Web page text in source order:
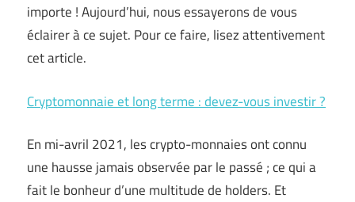
importe ! Aujourd’hui, nous essayerons de vous
éclairer à ce sujet. Pour ce faire, lisez attentivement
cet article.
Cryptomonnaie et long terme : devez-vous investir ?
En mi-avril 2021, les crypto-monnaies ont connu
une hausse jamais observée par le passé ; ce qui a
fait le bonheur d’une multitude de holders. Et